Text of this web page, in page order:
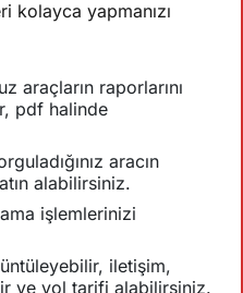
kolayca yapmanızı
araçların raporlarını
pdf halinde
aracın
alabilirsiniz.
işlemlerinizi
iletişim,
ve yol tarifi alabilirsiniz.